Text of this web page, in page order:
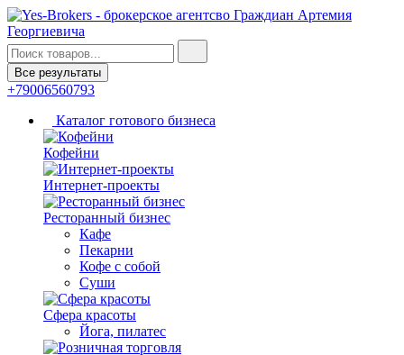
Все результаты
+79006560793
Каталог готового бизнеса
Кофейни
Интернет-проекты
Ресторанный бизнес
Кафе
Пекарни
Кофе с собой
Суши
Сфера красоты
Йога, пилатес